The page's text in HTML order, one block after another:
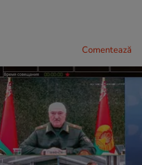
Comentează